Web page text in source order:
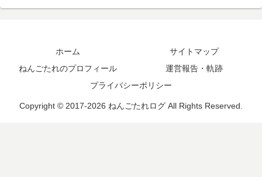
ホーム
サイトマップ
ねんごたれのプロフィール
運営報告・軌跡
プライバシーポリシー
Copyright © 2017-2026 ねんごたれログ All Rights Reserved.